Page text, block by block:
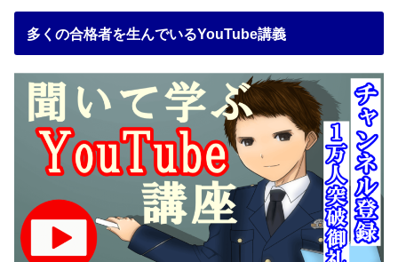
多くの合格者を生んでいるYouTube講義